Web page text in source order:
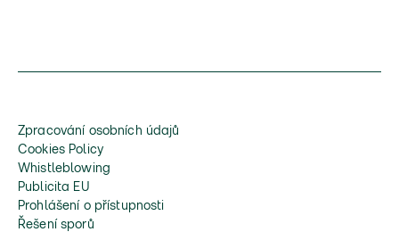
Zpracování osobních údajů
Cookies Policy
Whistleblowing
Publicita EU
Prohlášení o přístupnosti
Řešení sporů